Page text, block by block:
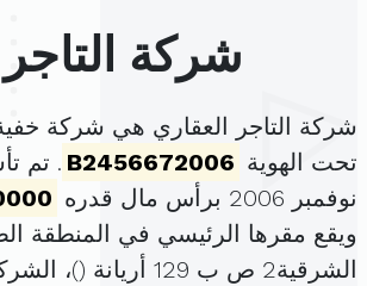
شركة
شركة التاجر العقاري هي شركة
تحت الهوية B2456672006
نوفمبر 2006 برأس مال قدره
ويقع مقرها الرئيسي في المنطقة
الشرقية2 ص ب 129 أريانة (
)،